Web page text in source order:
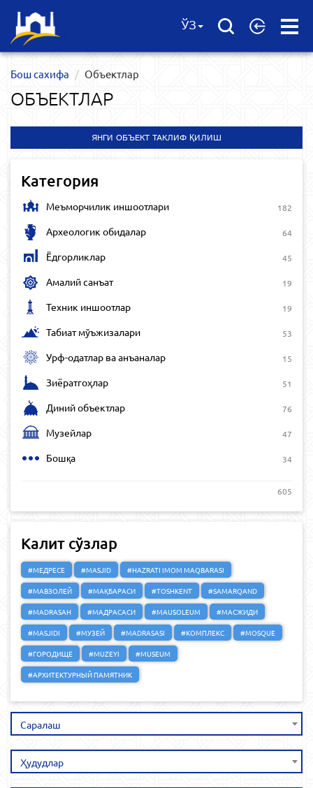
Open
ЎЗ
Бош сахифа Объектлар
ОБЪЕКТЛАР
ЯНГИ ОБЪЕКТ ТАКЛИФ ҚИЛИШ
Категория
Меъморчилик иншоотлари 182
Археологик обидалар 64
Ёдгорликлар 45
Амалий санъат 19
Техник иншоотлар 19
Табиат мўъжизалари 53
Урф-одатлар ва анъаналар 15
Зиёратгоҳлар 51
Диний объектлар 76
Музейлар 47
Бошқа 34
605
Калит сўзлар
#МЕДРЕСЕ #MASJID
#HAZRATI IMOM MAQBARASI
#МАВЗОЛЕЙ
#МАҚБАРАСИ #TOSHKENT
#SAMARQAND
#MADRASAH
#МАДРАСАСИ #MAUSOLEUM
#МАСЖИДИ
#MASJIDI
#МУЗЕЙ #MADRASASI #КОМПЛЕКС
#MOSQUE
#ГОРОДИЩЕ
#MUZEYI
#MUSEUM
#АРХИТЕКТУРНЫЙ ПАМЯТНИК
Саралаш
Ҳудудлар